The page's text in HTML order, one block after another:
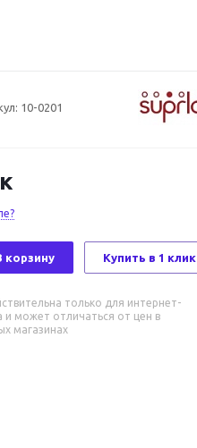
10-0201
корзину Купить в 1 клик
только для интернет-
и может отличаться от цен в
магазинах